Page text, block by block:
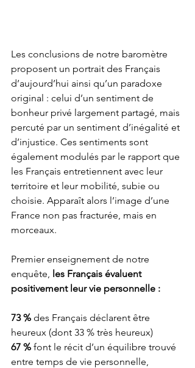
Les conclusions de notre baromètre
proposent un portrait des Français
d’aujourd’hui ainsi qu’un paradoxe
original : celui d’un sentiment de
bonheur privé largement partagé, mais
percuté par un sentiment d’inégalité et
d’injustice. Ces sentiments sont
également modulés par le rapport que
les Français entretiennent avec leur
territoire et leur mobilité, subie ou
choisie. Apparaît alors l’image d’une
France non pas fracturée, mais en
morceaux.
Premier enseignement de notre
enquête, les Français évaluent
positivement leur vie personnelle :
73 % des Français déclarent être
heureux (dont 33 % très heureux)
67 % font le récit d’un équilibre trouvé
entre temps de vie personnelle,